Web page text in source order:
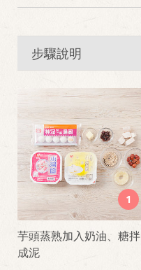
步驟說明
1
芋頭蒸熟加入奶油、糖拌
成泥